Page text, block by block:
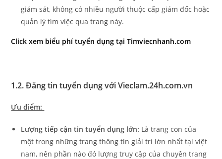
giám sát, không có nhiều người thuộc cấp giám đốc hoặc
quản lý tìm việc qua trang này.
Click xem biểu phí tuyển dụng tại Timviecnhanh.com
1.2. Đăng tin tuyển dụng với Vieclam.24h.com.vn
Ưu điểm:
Lượng tiếp cận tin tuyển dụng lớn: Là trang con của
một trong những trang thông tin giải trí lớn nhất tại việt
nam, nên phần nào đó lượng truy cập của chuyên trang